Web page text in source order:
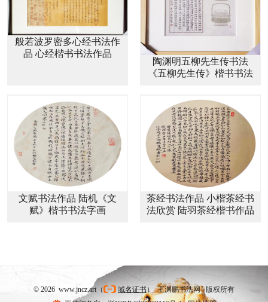
般若波罗密多心经书法作
品 心经楷书书法作品
陶渊明五柳先生传书法
《五柳先生传》楷书书法
文赋书法作品 陆机《文
赋》楷书书法字画
茶经书法作品 小楷茶经书
法欣赏 陆羽茶经楷书作品
© 2026 www.jncz.art（ 域名证书） 王渊鹏书法网 版权所有